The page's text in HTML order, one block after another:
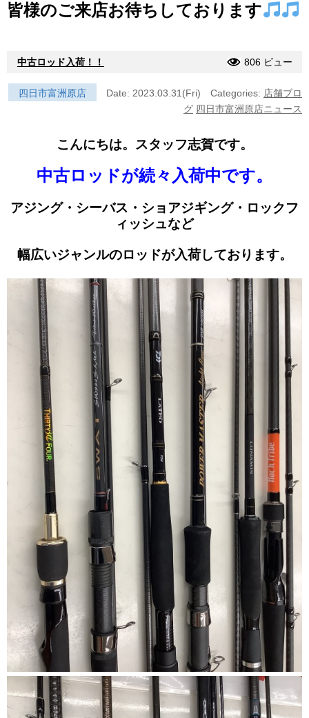
皆様のご来店お待ちしております
中古ロッド入荷！！ 806 ビュー
四日市富洲原店 Date: 2023.03.31(Fri) Categories: 店舗ブロ
グ 四日市富洲原店ニュース
こんにちは。スタッフ志賀です。
中古ロッドが続々入荷中です。
アジング・シーバス・ショアジギング・ロックフ
ィッシュなど
幅広いジャンルのロッドが入荷しております。